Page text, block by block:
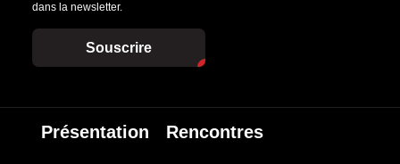
dans la newsletter.
Souscrire
Présentation Rencontres